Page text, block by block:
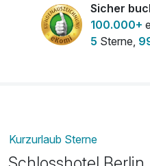
pro Stück
frischer Strauß
Sicher
100.000+
5 Sterne,
Kurzurlaub Sterne